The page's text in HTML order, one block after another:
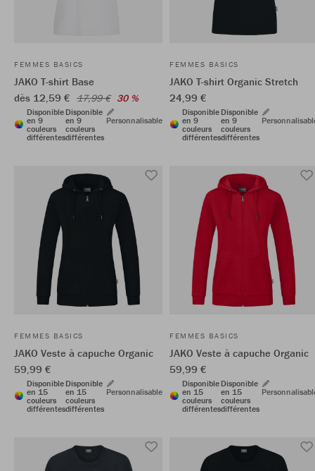
FEMMES BASICS
JAKO T-shirt Base
dès 12,59 € 17,99 € 30 %
Disponible
en 9
couleurs
différentes
Disponible
en 9
couleurs
différentes
Personnalisable
FEMMES BASICS
JAKO T-shirt Organic Stretch
24,99 €
Disponible
en 9
couleurs
différentes
Disponible
en 9
couleurs
différentes
FEMMES BASICS
JAKO Veste à capuche Organic
59,99 €
Disponible
en 15
couleurs
différentes
Disponible
en 15
couleurs
différentes
Personnalisable
FEMMES BASICS
JAKO Veste à capuche Organic
59,99 €
Disponible
en 15
couleurs
différentes
Disponible
en 15
couleurs
différentes